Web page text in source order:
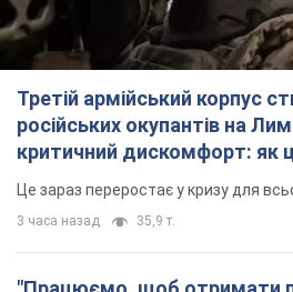
Третій армійський корпус
російських окупантів на
критичний дискомфорт: як
Це зараз переростає у кризу для
3 часа назад 35,9 т.